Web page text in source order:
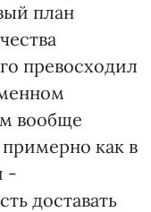
план
превосходил
вообще
как в
-
доставать